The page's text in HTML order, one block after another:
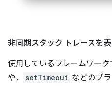
非同期スタック トレースを
使用しているフレームワー
や、
setTimeout などのブ